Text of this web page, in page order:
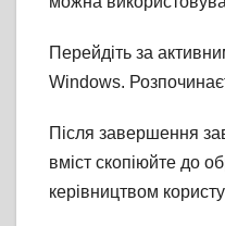
Перейдіть за
Windows.
Після завершення
вміст скопіюйте до
керівництвом